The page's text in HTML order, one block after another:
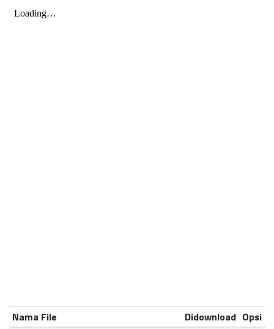
Nama File Didownload Opsi